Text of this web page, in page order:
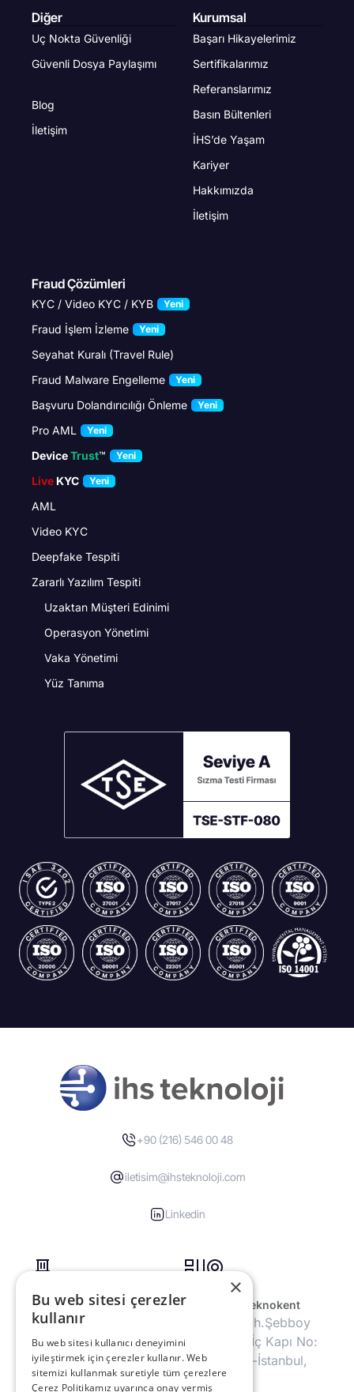
Diğer
Uç Nokta Güvenliği
Güvenli Dosya Paylaşımı
Blog
İletişim
Kurumsal
Başarı Hikayelerimiz
Sertifikalarımız
Referanslarımız
Basın Bültenleri
İHS’de Yaşam
Kariyer
Hakkımızda
İletişim
Fraud Çözümleri
KYC / Video KYC / KYB Yeni
Fraud İşlem İzleme Yeni
Seyahat Kuralı (Travel Rule)
Fraud Malware Engelleme
Yeni
Başvuru Dolandırıcılığı Önleme Yeni
Pro AML Yeni
DeviceTrust™ Yeni
Live KYC Yeni
AML
Video KYC
Deepfake Tespiti
Zararlı Yazılım Tespiti
Uzaktan Müşteri Edinimi
Operasyon Yönetimi
Vaka Yönetimi
Yüz Tanıma
+90 (216) 546 00 48
iletisim@ihsteknoloji.com
Linkedin
Genel Merkez
Koşuyolu Mah.
İbrahimağa Zaviyesi
Sok. No:10 34718
Kadıköy-İstanbul,
Dijitalpark Teknokent
Barbaros Mh.Şebboy
Sk. No:4/1 İç Kapı No:
20 Ataşehir-İstanbul,
Türkiye
×
Bu web sitesi çerezler
kullanır
Bu web sitesi kullanıcı deneyimini
iyileştirmek için çerezler kullanır. Web
sitemizi kullanmak suretiyle tüm çerezlere
Çerez Politikamız uyarınca onay vermiş